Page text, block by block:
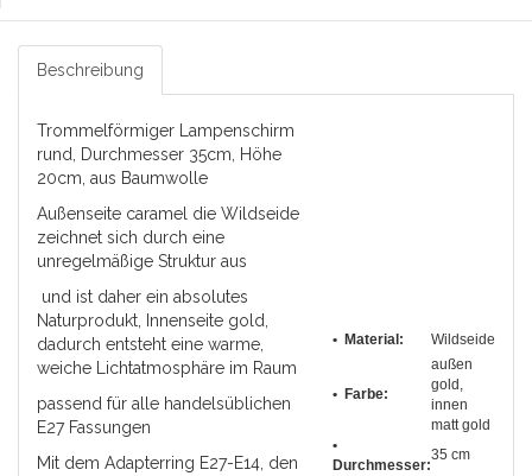
Beschreibung
Trommelförmiger Lampenschirm
rund, Durchmesser 35cm, Höhe
20cm, aus Baumwolle
Außenseite caramel die Wildseide
zeichnet sich durch eine
unregelmäßige Struktur aus
und ist daher ein absolutes
Naturprodukt, Innenseite gold,
dadurch entsteht eine warme,
weiche Lichtatmosphäre im Raum
passend für alle handelsüblichen
E27 Fassungen
Mit dem Adapterring E27-E14, den
• Material: Wildseide
• Farbe:
außen
gold,
innen
matt gold
•
Durchmesser:
35 cm